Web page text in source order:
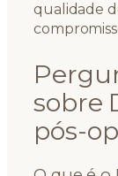
qualidade
sobre
pós-